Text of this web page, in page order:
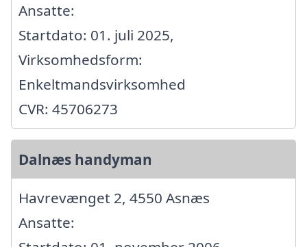
Ansatte:
Startdato: 01. juli 2025,
Virksomhedsform:
Enkeltmandsvirksomhed
CVR: 45706273
Dalnæs handyman
Havrevænget 2, 4550 Asnæs
Ansatte: